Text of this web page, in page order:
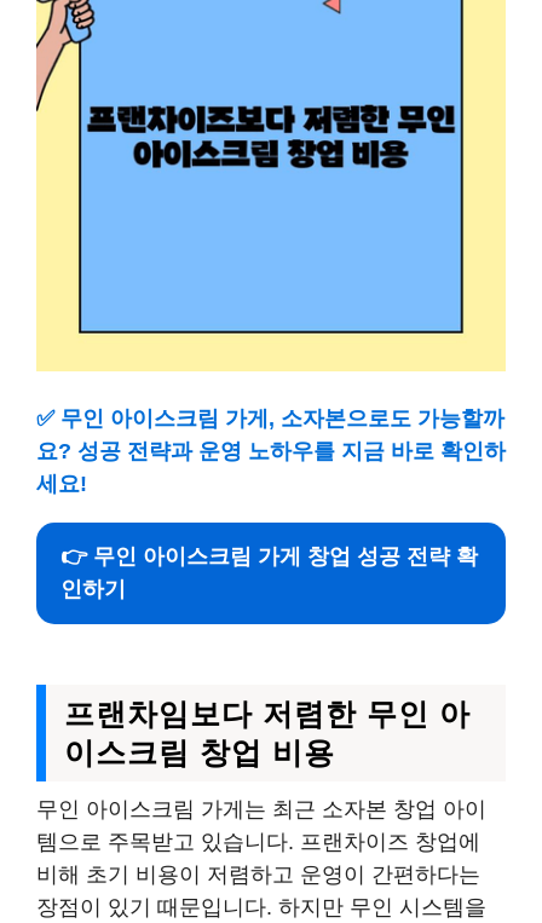
✅ 무인 아이스크림 가게, 소자본으로도 가능할까
요? 성공 전략과 운영 노하우를 지금 바로 확인하
세요!
👉 무인 아이스크림 가게 창업 성공 전략 확
인하기
프랜차임보다 저렴한 무인 아
이스크림 창업 비용
무인 아이스크림 가게는 최근 소자본 창업 아이
템으로 주목받고 있습니다. 프랜차이즈 창업에
비해 초기 비용이 저렴하고 운영이 간편하다는
장점이 있기 때문입니다. 하지만 무인 시스템을